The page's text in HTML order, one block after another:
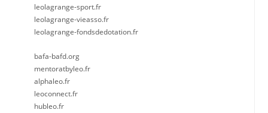
leolagrange-sport.fr
leolagrange-vieasso.fr
leolagrange-fondsdedotation.fr
bafa-bafd.org
mentoratbyleo.fr
alphaleo.fr
leoconnect.fr
hubleo.fr